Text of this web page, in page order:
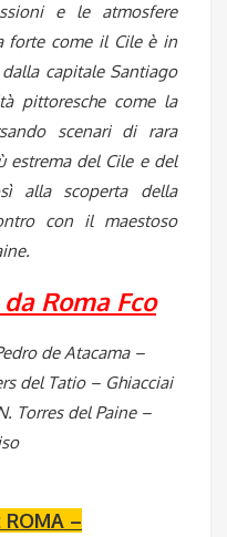
e le atmosfere
forte come il Cile è in
capitale Santiago
pittoresche come la
scenari di rara
del Cile e del
alla scoperta della
con il maestoso
Roma Fco
de Atacama –
del Tatio – Ghiacciai
Torres del Paine –
–